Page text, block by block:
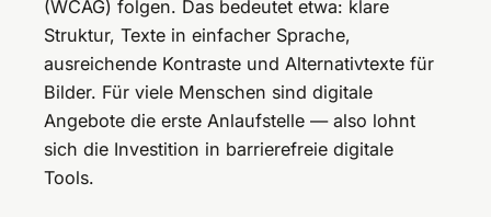
(WCAG) folgen. Das bedeutet etwa: klare
Struktur, Texte in einfacher Sprache,
ausreichende Kontraste und Alternativtexte für
Bilder. Für viele Menschen sind digitale
Angebote die erste Anlaufstelle — also lohnt
sich die Investition in barrierefreie digitale
Tools.